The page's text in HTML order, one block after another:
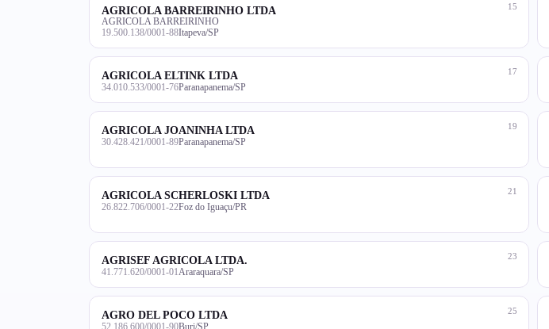
15
AGRICOLA BARREIRINHO LTDA
AGRICOLA BARREIRINHO
19.500.138/0001-88Itapeva/SP
17
AGRICOLA ELTINK LTDA
34.010.533/0001-76Paranapanema/SP
19
AGRICOLA JOANINHA LTDA
30.428.421/0001-89Paranapanema/SP
21
AGRICOLA SCHERLOSKI LTDA
26.822.706/0001-22Foz do Iguaçu/PR
23
AGRISEF AGRICOLA LTDA.
41.771.620/0001-01 Araraquara/SP
25
AGRO DEL POCO LTDA
52.186.600/0001-90Buri/SP